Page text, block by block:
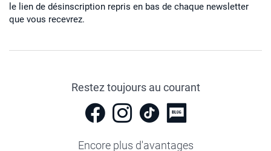
le lien de désinscription repris en bas de chaque newsletter
que vous recevrez.
Restez toujours au courant
Encore plus d'avantages